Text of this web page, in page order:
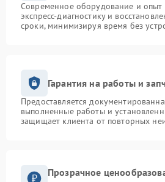
Современное оборудование и опыт
экспресс-диагностику и
сроки, минимизируя время без
Гарантия на работы и
Предоставляется
выполненные работы и
защищает клиента от повторных
Прозрачное